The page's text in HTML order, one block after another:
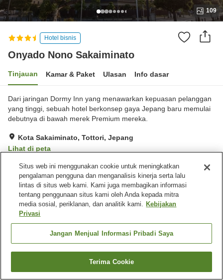
109
Hotel bisnis
Onyado Nono Sakaiminato
Tinjauan Kamar & Paket Ulasan Info dasar
Dari jaringan Dormy Inn yang menawarkan kepuasan pelanggan
yang tinggi, sebuah hotel berkonsep gaya Jepang baru memulai
debutnya di bawah merek Premium mereka.
Kota Sakaiminato, Tottori, Jepang
Lihat di peta
Hebat Ulasan:1,290
Fasilitas properti
Tempat parkir
Sauna
Restoran
Beranda Jepang Tottori
Kota Sakaiminato
Onyado Nono Sakaiminato
Cari kamar
Situs web ini menggunakan cookie untuk meningkatkan
pengalaman pengguna dan menganalisis kinerja serta lalu
lintas di situs web kami. Kami juga membagikan informasi
tentang penggunaan situs kami oleh Anda kepada mitra
media sosial, periklanan, dan analitik kami. Kebijakan
Privasi
Jangan Menjual Informasi Pribadi Saya
Terima Cookie